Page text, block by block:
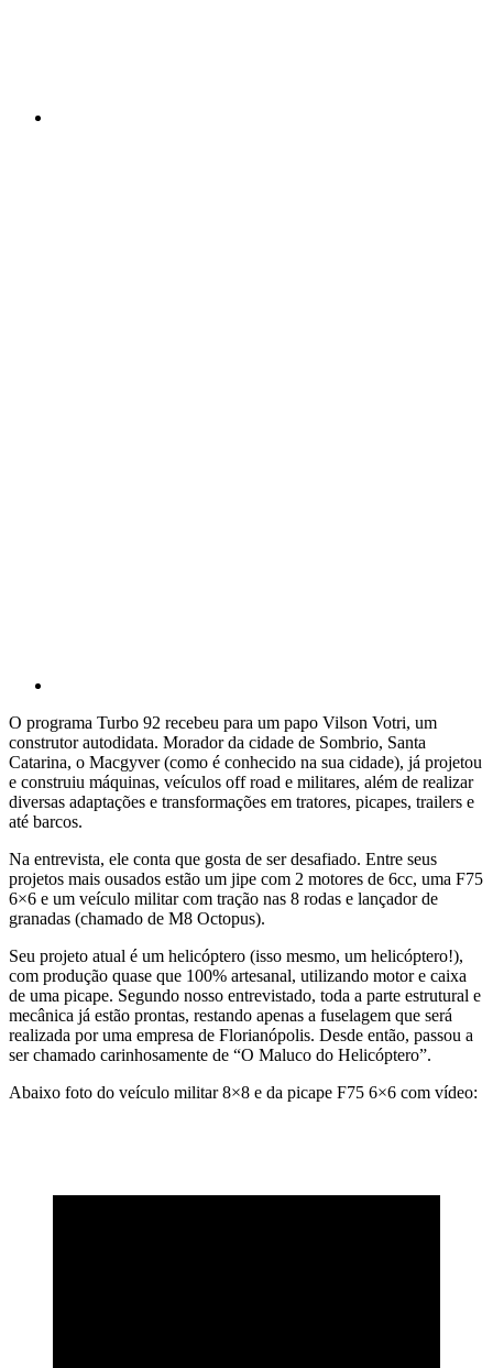
O programa Turbo 92 recebeu para um papo Vilson Votri, um
construtor autodidata. Morador da cidade de Sombrio, Santa
Catarina, o Macgyver (como é conhecido na sua cidade), já projetou
e construiu máquinas, veículos off road e militares, além de realizar
diversas adaptações e transformações em tratores, picapes, trailers e
até barcos.
Na entrevista, ele conta que gosta de ser desafiado. Entre seus
projetos mais ousados estão um jipe com 2 motores de 6cc, uma F75
6×6 e um veículo militar com tração nas 8 rodas e lançador de
granadas (chamado de M8 Octopus).
Seu projeto atual é um helicóptero (isso mesmo, um helicóptero!),
com produção quase que 100% artesanal, utilizando motor e caixa
de uma picape. Segundo nosso entrevistado, toda a parte estrutural e
mecânica já estão prontas, restando apenas a fuselagem que será
realizada por uma empresa de Florianópolis. Desde então, passou a
ser chamado carinhosamente de “O Maluco do Helicóptero”.
Abaixo foto do veículo militar 8×8 e da picape F75 6×6 com vídeo: